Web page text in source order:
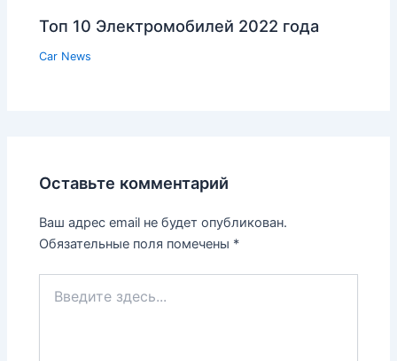
Топ 10 Электромобилей 2022 года
Car News
Оставьте комментарий
Ваш адрес email не будет опубликован.
Обязательные поля помечены *
здесь...